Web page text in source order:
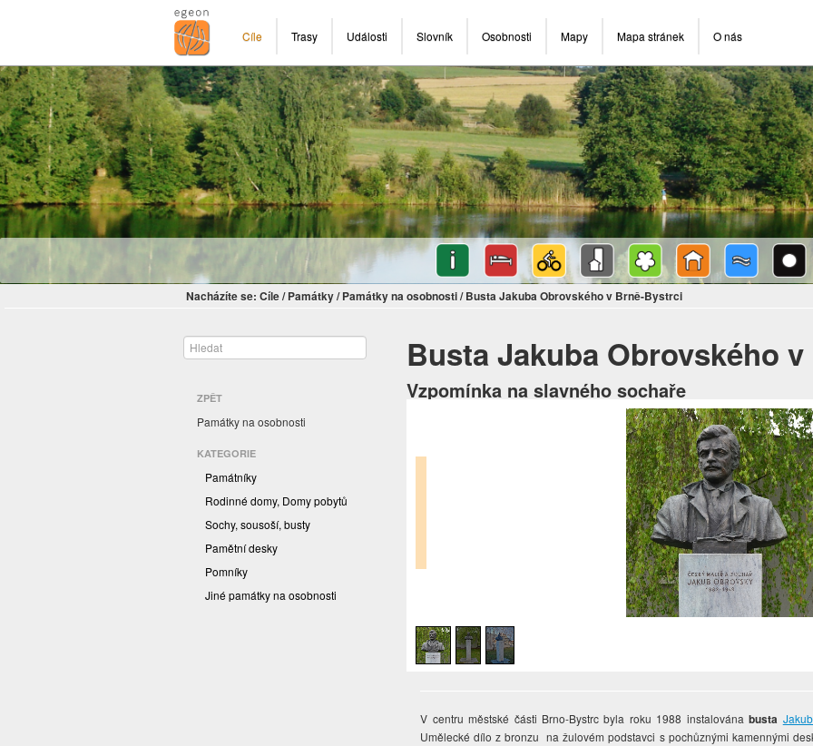
Cíle Trasy Události Slovník Osobnosti Mapy Mapa stránek O nás
Nacházíte se: Cíle/ Památky/ Památky na osobnosti/ Busta Jakuba Obrovského v Brně-Bystrci
ZPĚT
Památky na osobnosti
KATEGORIE
Památníky
Rodinné domy, Domy pobytů
Sochy, sousoší, busty
Pamětní desky
Pomníky
Jiné památky na osobnosti
Busta Jakuba Obrovského
Vzpomínka na slavného sochaře
V centru městské části Brno-Bystrc byla roku 1988 instalovánabusta
Umělecké dílo z bronzu na žulovém podstavci s pochůznými kamennými